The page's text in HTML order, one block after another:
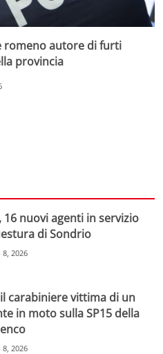
romeno autore di furti
provincia
16 nuovi agenti in servizio
di Sondrio
2026
carabiniere vittima di un
in moto sulla SP15 della
2026